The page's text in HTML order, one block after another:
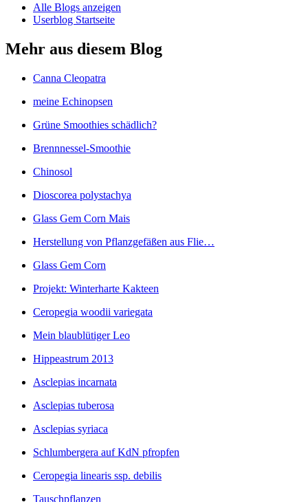
Alle Blogs anzeigen
Userblog Startseite
Mehr aus diesem Blog
Canna Cleopatra
meine Echinopsen
Grüne Smoothies schädlich?
Brennnessel-Smoothie
Chinosol
Dioscorea polystachya
Glass Gem Corn Mais
Herstellung von Pflanzgefäßen aus Flie…
Glass Gem Corn
Projekt: Winterharte Kakteen
Ceropegia woodii variegata
Mein blaublütiger Leo
Hippeastrum 2013
Asclepias incarnata
Asclepias tuberosa
Asclepias syriaca
Schlumbergera auf KdN pfropfen
Ceropegia linearis ssp. debilis
Tauschpflanzen